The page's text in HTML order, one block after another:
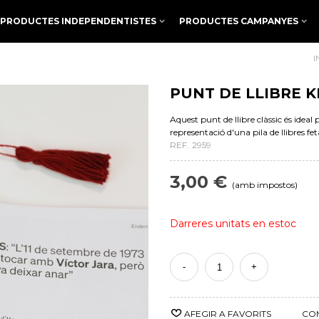
PRODUCTES INDEPENDENTISTES PRODUCTES CAMPANYES
PUNT DE LLIBRE
Aquest punt de llibre clàssic és
representació d'una pila de llibres
REF. 2959
3,00 € (amb impostos)
Darreres unitats en estoc
- +
AFEGIR A FAVORITS